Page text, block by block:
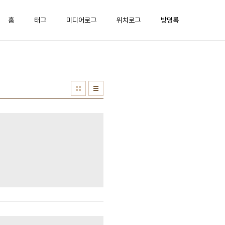
홈 태그 미디어로그 위치로그 방명록